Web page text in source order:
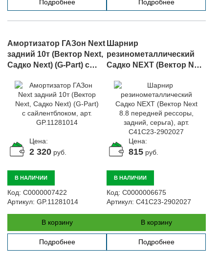
Подробнее Подробнее
Амортизатор ГАЗон Next
задний 10т (Вектор Next,
Садко Next) (G-Part) с
GP.11281014
Цена:
2 320 руб.
В НАЛИЧИИ
Код: С0000007422
Артикул: GP.11281014
В корзину
Подробнее
Шарнир
резинометаллический
Садко NEXT (Вектор Next
задний, серьга), арт.
C41C23-2902027
Цена:
815 руб.
В НАЛИЧИИ
Код: С0000006675
Артикул: C41C23-2902027
В корзину
Подробнее